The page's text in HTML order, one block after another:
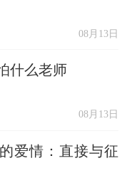
08月13日
什么老师
08月13日
爱情：直接与征